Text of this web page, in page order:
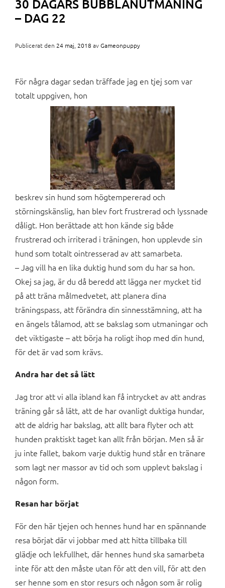
30 DAGARS BUBBLANUTMANING
– DAG 22
Publicerat den 24 maj, 2018 avGameonpuppy
För några dagar sedan träffade jag en tjej som var
totalt uppgiven, hon
beskrev sin hund som högtempererad och
störningskänslig, han blev fort frustrerad och lyssnade
dåligt. Hon berättade att hon kände sig både
frustrerad och irriterad i träningen, hon upplevde sin
hund som totalt ointresserad av att samarbeta.
– Jag vill ha en lika duktig hund som du har sa hon.
Okej sa jag, är du då beredd att lägga ner mycket tid
på att träna målmedvetet, att planera dina
träningspass, att förändra din sinnesstämning, att ha
en ängels tålamod, att se bakslag som utmaningar och
det viktigaste – att börja ha roligt ihop med din hund,
för det är vad som krävs.
Andra har det så lätt
Jag tror att vi alla ibland kan få intrycket av att andras
träning går så lätt, att de har ovanligt duktiga hundar,
att de aldrig har bakslag, att allt bara flyter och att
hunden praktiskt taget kan allt från början. Men så är
ju inte fallet, bakom varje duktig hund står en tränare
som lagt ner massor av tid och som upplevt bakslag i
någon form.
Resan har börjat
För den här tjejen och hennes hund har en spännande
resa börjat där vi jobbar med att hitta tillbaka till
glädje och lekfullhet, där hennes hund ska samarbeta
inte för att den måste utan för att den vill, för att den
ser henne som en stor resurs och någon som är rolig